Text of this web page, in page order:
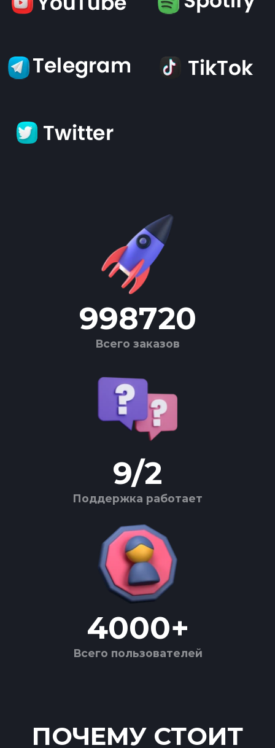
998720
Всего заказов
9/2
Поддержка работает
4000+
Всего пользователей
ПОЧЕМУ СТОИТ